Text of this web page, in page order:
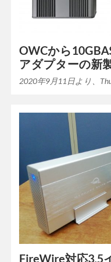
OWCから
アダプターの新
2020年9月11日より、
FireWire対応3.5